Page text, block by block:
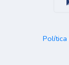
Política